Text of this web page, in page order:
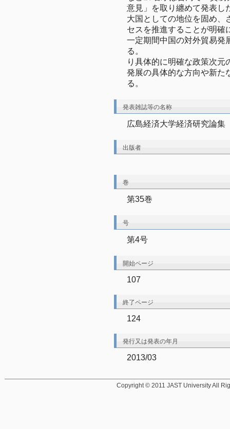
意見」を取り纏めて発表し
大国としての地位を固め、
セスを推進することが明確
一定期間中国の対外貿易発
る。　　　　　　　　　　
り具体的に明確な政策次元
発展の具体的な方向や新た
る。
発表雑誌等の名称
広島経済大学経済研究論集
出版者
巻
第35巻
号
第4号
開始ページ
107
終了ページ
124
発行又は発表の年月
2013/03